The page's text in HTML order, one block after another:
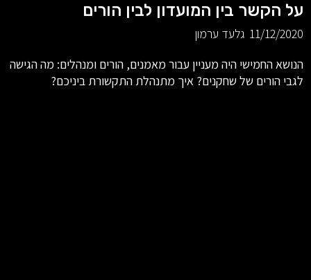
על הקשר בין המועדון לבין הורים
11/12/2020 גלעד ערמון
הנושא החמישי היה מעניין עבור מאמנים, הורים ומנהלים: מה הגישה
לגבי הורים של שחקנים? איך מתנהלת התקשורת ביניכם?